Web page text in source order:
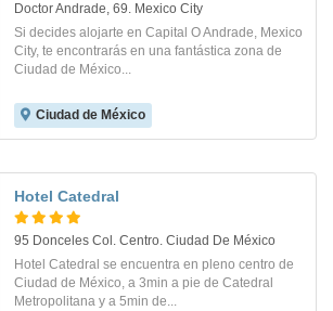
Doctor Andrade, 69. Mexico City
Si decides alojarte en Capital O Andrade, Mexico
City, te encontrarás en una fantástica zona de
Ciudad de México...
Ciudad de México
Hotel Catedral
95 Donceles Col. Centro. Ciudad De México
Hotel Catedral se encuentra en pleno centro de
Ciudad de México, a 3min a pie de Catedral
Metropolitana y a 5min de...